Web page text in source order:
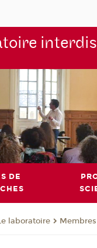
DE
laboratoire Membres